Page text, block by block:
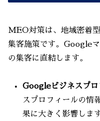
MEO対策は、地域密着
集客施策です。Google
の集客に直結します。
Googleビジネスプロ
スプロフィールの情
果に大きく影響しま